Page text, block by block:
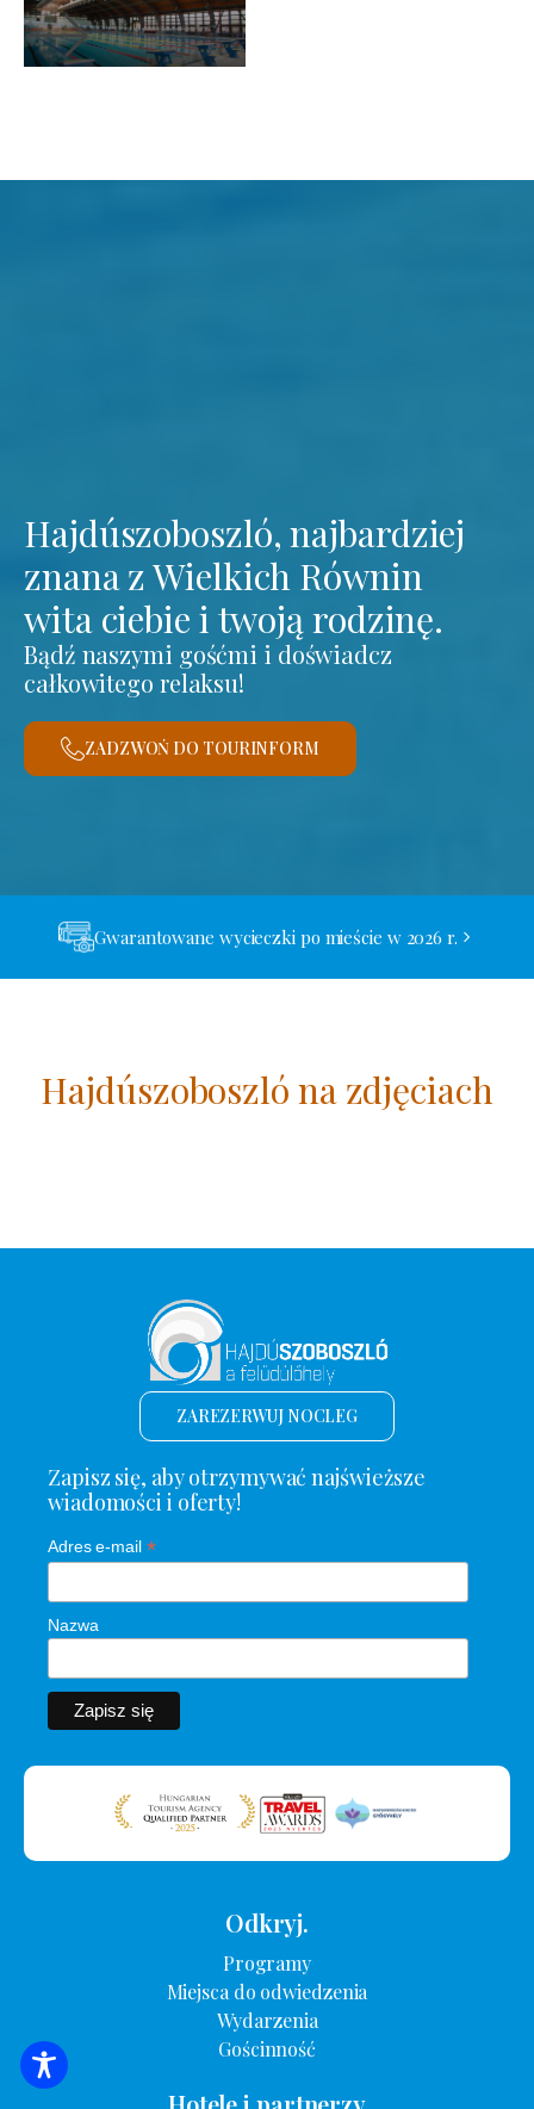
Hajdúszoboszló, najbardziej
znana z Wielkich Równin
wita ciebie i twoją rodzinę.
Bądź naszymi gośćmi i doświadcz
całkowitego relaksu!
ZADZWOŃ DO TOURINFORM
Gwarantowane wycieczki po mieście w 2026 r.
Hajdúszoboszló na zdjęciach
ZAREZERWUJ NOCLEG
Zapisz się, aby otrzymywać najświeższe
wiadomości i oferty!
Adres e-mail *
Nazwa
Odkryj.
Programy
Miejsca do odwiedzenia
Wydarzenia
Gościnność